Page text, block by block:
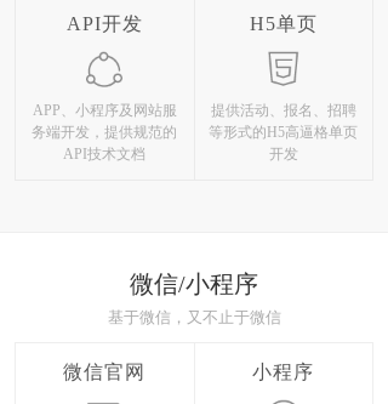
API开发
APP、小程序及网站服
务端开发，提供规范的
API技术文档
H5单页
提供活动、报名、招聘
等形式的H5高逼格单页
开发
微信/小程序
基于微信，又不止于微信
微信官网 小程序